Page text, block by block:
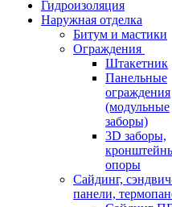
Гидроизоляция
Наружная отделка
Битум и мастики
Ограждения
Штакетник
Панельные
ограждения
(модульные
заборы)
3D заборы,
опоры
Cайдинг,
панели,